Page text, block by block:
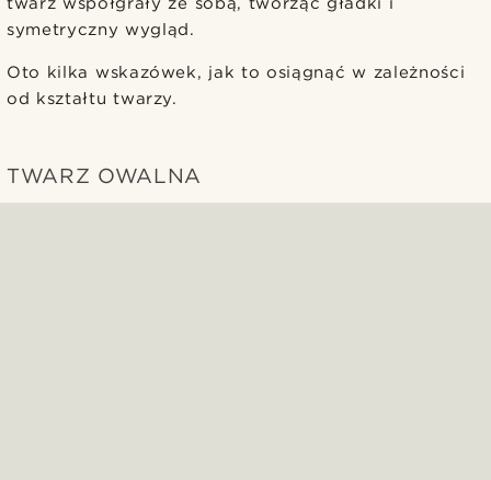
symetryczny wygląd.
Oto kilka wskazówek, jak to osiągnąć w zależności
od kształtu twarzy.
TWARZ OWALNA